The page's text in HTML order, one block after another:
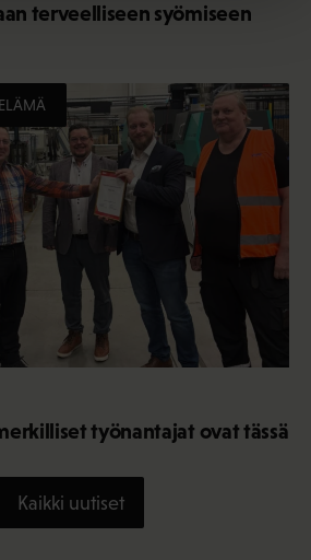
terveelliseen syömiseen
työnantajat ovat tässä
Kaikki uutiset